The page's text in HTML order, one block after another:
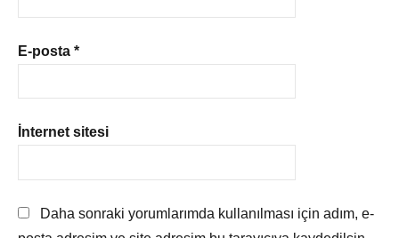
E-posta *
İnternet sitesi
Daha sonraki yorumlarımda kullanılması için adım, e-